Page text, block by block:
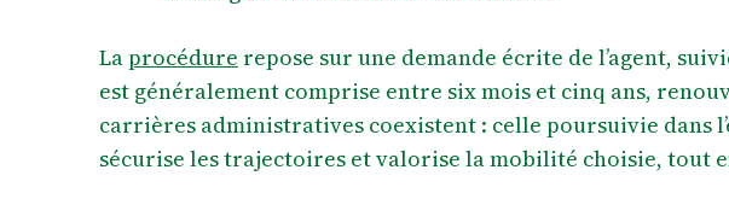
Laprocédure repose sur une demande écrite de l’agent,
est généralement comprise entre six mois et cinq ans,
carrières administratives coexistent : celle poursuivie dans
sécurise les trajectoires et valorise la mobilité choisie, tout